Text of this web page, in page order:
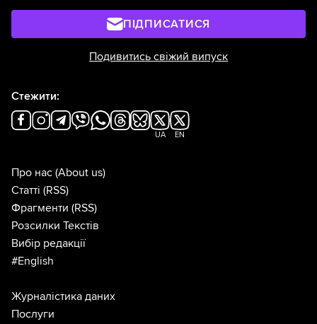
ПІДПИСАТИСЯ
Подивитись свіжий випуск
Стежити:
UA EN
Про нас (About us)
Статті (RSS)
Фрагменти (RSS)
Розсилки Текстів
Вибір редакції
#English
Журналістика даних
Послуги